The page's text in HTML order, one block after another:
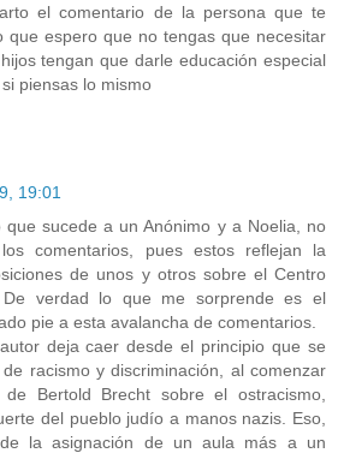
el comentario de la persona que te
que espero que no tengas que necesitar
tengan que darle educación especial
piensas lo mismo
19:01
que sucede a un Anónimo y a Noelia, no
comentarios, pues estos reflejan la
de unos y otros sobre el Centro
De verdad lo que me sorprende es el
pie a esta avalancha de comentarios.
deja caer desde el principio que se
racismo y discriminación, al comenzar
Bertold Brecht sobre el ostracismo,
del pueblo judío a manos nazis. Eso,
la asignación de un aula más a un